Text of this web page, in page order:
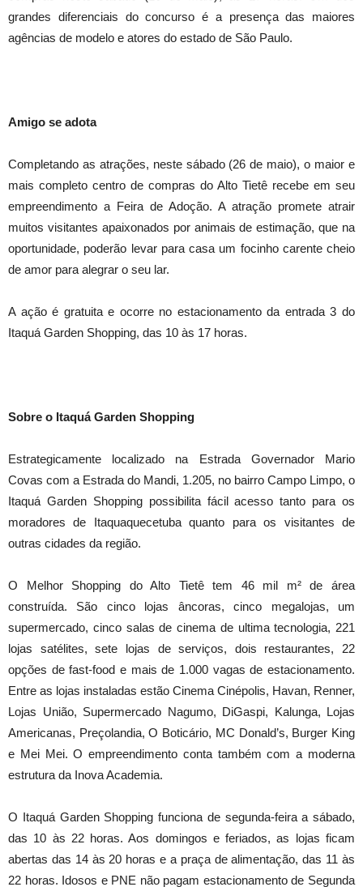
grandes diferenciais do concurso é a presença das maiores
agências de modelo e atores do estado de São Paulo.
Amigo se adota
Completando as atrações, neste sábado (26 de maio), o maior e
mais completo centro de compras do Alto Tietê recebe em seu
empreendimento a Feira de Adoção. A atração promete atrair
muitos visitantes apaixonados por animais de estimação, que na
oportunidade, poderão levar para casa um focinho carente cheio
de amor para alegrar o seu lar.
A ação é gratuita e ocorre no estacionamento da entrada 3 do
Itaquá Garden Shopping, das 10 às 17 horas.
Sobre o Itaquá Garden Shopping
Estrategicamente localizado na Estrada Governador Mario
Covas com a Estrada do Mandi, 1.205, no bairro Campo Limpo, o
Itaquá Garden Shopping possibilita fácil acesso tanto para os
moradores de Itaquaquecetuba quanto para os visitantes de
outras cidades da região.
O Melhor Shopping do Alto Tietê tem 46 mil m² de área
construída. São cinco lojas âncoras, cinco megalojas, um
supermercado, cinco salas de cinema de ultima tecnologia, 221
lojas satélites, sete lojas de serviços, dois restaurantes, 22
opções de fast-food e mais de 1.000 vagas de estacionamento.
Entre as lojas instaladas estão Cinema Cinépolis, Havan, Renner,
Lojas União, Supermercado Nagumo, DiGaspi, Kalunga, Lojas
Americanas, Preçolandia, O Boticário, MC Donald’s, Burger King
e Mei Mei. O empreendimento conta também com a moderna
estrutura da Inova Academia.
O Itaquá Garden Shopping funciona de segunda-feira a sábado,
das 10 às 22 horas. Aos domingos e feriados, as lojas ficam
abertas das 14 às 20 horas e a praça de alimentação, das 11 às
22 horas. Idosos e PNE não pagam estacionamento de Segunda